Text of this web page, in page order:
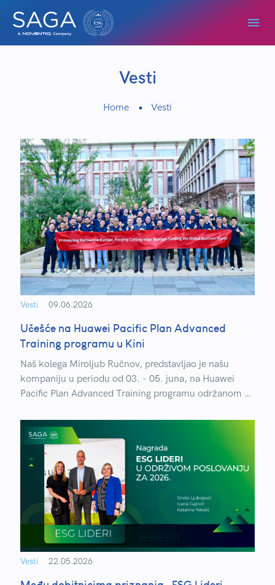
Vesti
Home Vesti
Vesti 09.06.2026
Učešće na Huawei Pacific Plan Advanced
Training programu u Kini
Naš kolega Miroljub Ručnov, predstavljao je našu
kompaniju u periodu od 03. - 05. juna, na Huawei
Pacific Plan Advanced Training programu održanom u
programa namenjenih partnerima i stručnjacima iz
oblasti data storage i data protection tehnologija.
Vesti 22.05.2026